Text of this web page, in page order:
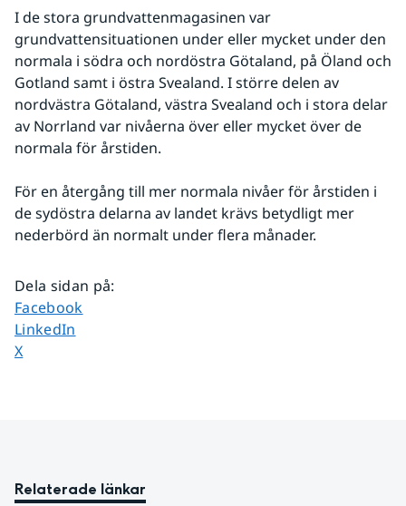
I de stora grundvattenmagasinen var
grundvattensituationen under eller mycket under den
normala i södra och nordöstra Götaland, på Öland och
Gotland samt i östra Svealand. I större delen av
nordvästra Götaland, västra Svealand och i stora delar
av Norrland var nivåerna över eller mycket över de
normala för årstiden.
För en återgång till mer normala nivåer för årstiden i
de sydöstra delarna av landet krävs betydligt mer
nederbörd än normalt under flera månader.
Dela sidan på:
Dela sidan på
Facebook
Dela sidan på
LinkedIn
Dela sidan på
X
Relaterade länkar